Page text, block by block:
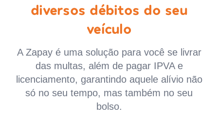
diversos débitos do seu
veículo
A Zapay é uma solução para você se livrar
das multas, além de pagar IPVA e
licenciamento, garantindo aquele alívio não
só no seu tempo, mas também no seu
bolso.